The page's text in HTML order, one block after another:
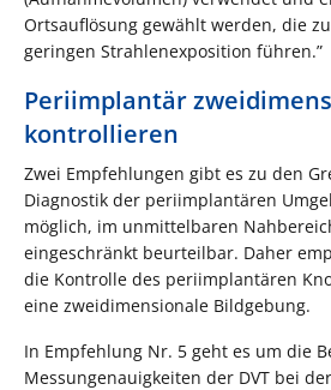
Ortsauflösung gewählt werden, die
geringen Strahlenexposition führen.”
Periimplantär
kontrollieren
Zwei Empfehlungen gibt es zu den
Diagnostik der periimplantären
möglich, im unmittelbaren
eingeschränkt beurteilbar. Daher
die Kontrolle des periimplantären
eine zweidimensionale Bildgebung.
In Empfehlung Nr. 5 geht es um die
Messungenauigkeiten der DVT bei